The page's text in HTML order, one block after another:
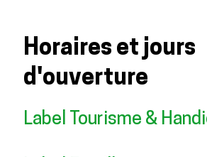
Horaires et jours
d'ouverture
Label Tourisme &